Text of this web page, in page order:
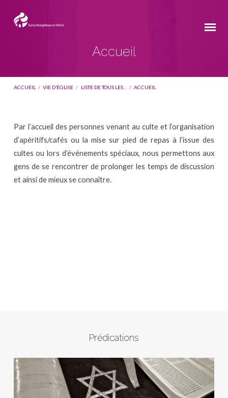
Accueil
ACCUEIL / VIE D’ÉGLISE / LISTE DE TOUS LES… / ACCUEIL
Accueil
Par l’accueil des personnes venant au culte et l’organisation
d’apéritifs/cafés ou la mise sur pied de repas à l’issue des
cultes ou lors d’événements spéciaux, nous permettons aux
gens de se rencontrer de prolonger les temps de discussion
et ainsi de mieux se connaître.
Prédications